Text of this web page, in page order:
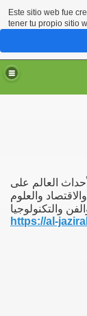
العالم على
والعلوم
https://al-
Este sitio web fue
tener tu propio sitio